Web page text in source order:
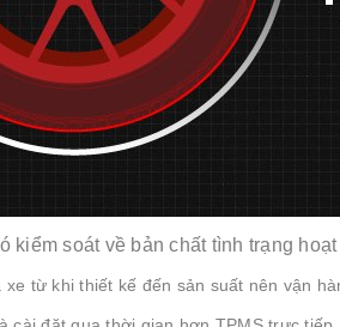
kiểm soát về bản chất tình trạng
xe từ khi thiết kế đến sản suất nên vận